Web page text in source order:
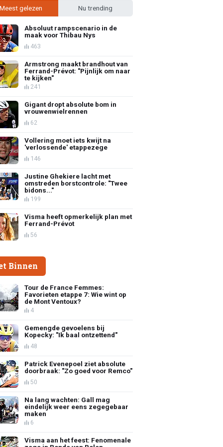
gelezen Nu trending
Absoluut rampscenario in de
maak voor Thibau Nys
463
Armstrong maakt brandhout van
Ferrand-Prévot: "Pijnlijk om naar
te kijken"
241
Gigant dropt absolute bom in
vrouwenwielrennen
62
Vollering moet iets kwijt na
'verlossende' etappezege
146
Justine Ghekiere lacht met
omstreden borstcontrole: "Twee
bidons..."
199
Visma heeft opmerkelijk plan met
Ferrand-Prévot
56
Binnen
Tour de France Femmes:
Favorieten etappe 7: Wie wint op
de Mont Ventoux?
4
Gemengde gevoelens bij
Kopecky: "Ik baal ontzettend"
48
Patrick Evenepoel ziet absolute
doorbraak: "Zo goed voor Remco"
50
Na lang wachten: Gall mag
eindelijk weer eens zegegebaar
maken
6
Visma aan het feest: Fenomenale